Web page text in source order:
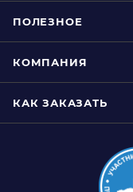
ПОЛЕЗНОЕ
КОМПАНИЯ
КАК ЗАКАЗАТЬ